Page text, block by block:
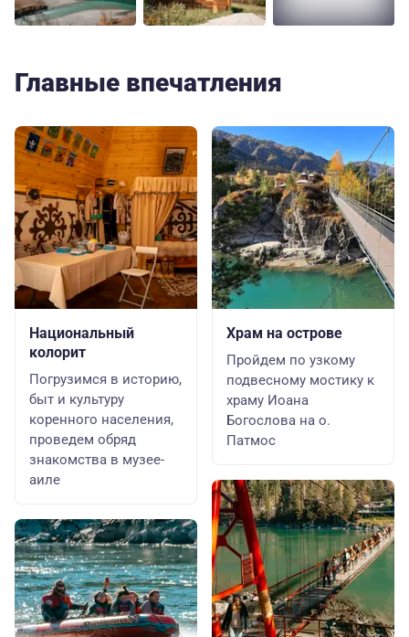
Главные впечатления
Национальный
колорит
Погрузимся в историю,
быт и культуру
коренного населения,
проведем обряд
знакомства в музее-
аиле
Храм на острове
Пройдем по узкому
подвесному мостику к
храму Иоана
Богослова на о.
Патмос